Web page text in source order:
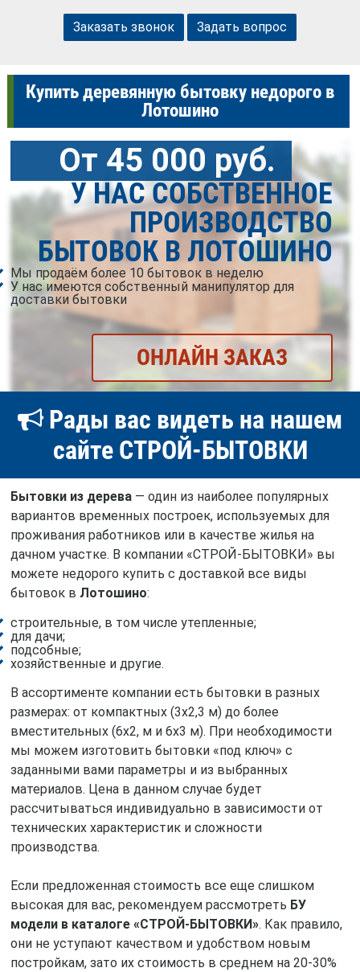
Заказать звонок Задать вопрос
Купить деревянную бытовку недорого в
Лотошино
От 45 000 руб.
У НАС СОБСТВЕННОЕ
ПРОИЗВОДСТВО
БЫТОВОК В ЛОТОШИНО
Мы продаём более 10 бытовок в неделю
У нас имеются собственный манипулятор для
доставки бытовки
ОНЛАЙН ЗАКАЗ
Рады вас видеть на нашем
сайте СТРОЙ-БЫТОВКИ
Бытовки из дерева— один из наиболее популярных
вариантов временных построек, используемых для
проживания работников или в качестве жилья на
дачном участке. В компании «СТРОЙ-БЫТОВКИ» вы
можете недорого купить с доставкой все виды
бытовок в Лотошино:
строительные, в том числе утепленные;
для дачи;
подсобные;
хозяйственные и другие.
В ассортименте компании есть бытовки в разных
размерах: от компактных (3х2,3 м) до более
вместительных (6х2, м и 6х3 м). При необходимости
мы можем изготовить бытовки «под ключ» с
заданными вами параметры и из выбранных
материалов. Цена в данном случае будет
рассчитываться индивидуально в зависимости от
технических характеристик и сложности
производства.
Если предложенная стоимость все еще слишком
высокая для вас, рекомендуем рассмотреть БУ
модели в каталоге «СТРОЙ-БЫТОВКИ». Как правило,
они не уступают качеством и удобством новым
постройкам, зато их стоимость в среднем на 20-30%